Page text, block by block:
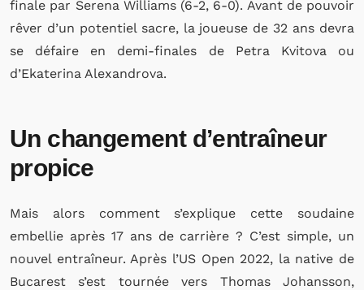
finale par Serena Williams (6-2, 6-0). Avant de pouvoir
rêver d’un potentiel sacre, la joueuse de 32 ans devra
se défaire en demi-finales de Petra Kvitova ou
d’Ekaterina Alexandrova.
Un changement d’entraîneur
propice
Mais alors comment s’explique cette soudaine
embellie après 17 ans de carrière ? C’est simple, un
nouvel entraîneur. Après l’US Open 2022, la native de
Bucarest s’est tournée vers Thomas Johansson,